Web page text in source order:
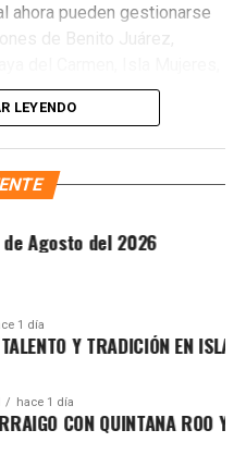
ahora pueden gestionarse
de Benito Juárez,
así como en las
y José María
corresponda a la
los procedimientos
de derechos
yDesignación
LEYENDO
Agosto del 2026
1 día
Y TRADICIÓN EN ISLA
hace 1 día
CON QUINTANA ROO Y